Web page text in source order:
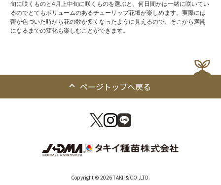
旬に咲くものと4月上中旬に咲くものを選ぶと、何日間かは一緒に咲いてい
るのでとてもボリュームのあるチューリップ花壇が楽しめます。実際には
蕾が色づいた時から花の数が多くなったように見えるので、そこから満開
になるまでの変化も楽しむことができます。
ページトップへ戻る
Copyright © 2026 TAKII & CO.,LTD.